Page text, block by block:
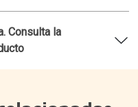
y horas en la cocina
luego tus invitados te
este delantal tan